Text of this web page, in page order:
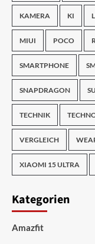
KAMERA KI
MIUI POCO
SMARTPHONE
SNAPDRAGON
TECHNIK
VERGLEICH
XIAOMI 15 ULTRA
Kategorien
Amazfit